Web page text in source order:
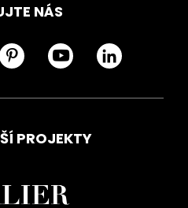
NÁS
PROJEKTY